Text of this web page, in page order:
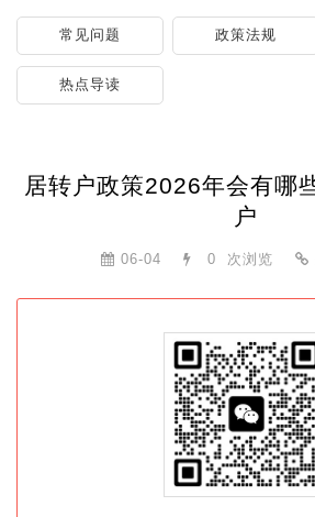
常见问题 政策法规
热点导读
居转户政策2026年会有哪
户
06-04 0 次浏览